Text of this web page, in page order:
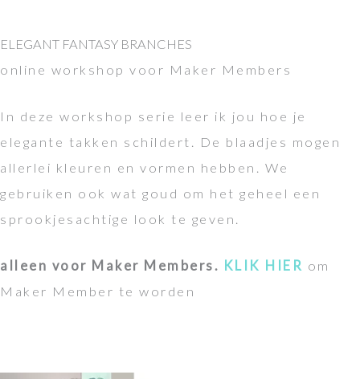
ELEGANT FANTASY BRANCHES
online workshop voor Maker Members
In deze workshop serie leer ik jou hoe je
elegante takken schildert. De blaadjes mogen
allerlei kleuren en vormen hebben. We
gebruiken ook wat goud om het geheel een
sprookjesachtige look te geven.
alleen voor Maker Members. KLIK HIER om
Maker Member te worden